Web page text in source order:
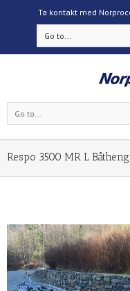
Ta kontakt med
Go to...
Go to...
Respo 3500 MR L